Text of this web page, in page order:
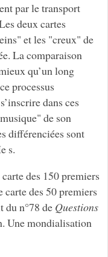
par le transport
deux cartes
et les "creux" de
La comparaison
qu’un long
processus
dans ces
de son
différenciées sont
s.
des 150 premiers
carte des 50 premiers
du n°78 de Questions
Une mondialisation